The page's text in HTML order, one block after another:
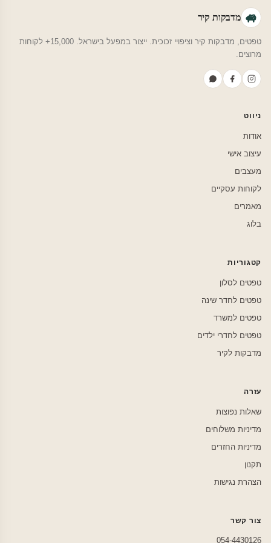
מדבקות קיר
טפטים, מדבקות קיר וציפויי זכוכית. ייצור במפעל בישראל. 15,000+ לקוחות
מרוצים.
ניווט
אודות
עיצוב אישי
מעצבים
לקוחות עסקיים
מאמרים
בלוג
קטגוריות
טפטים לסלון
טפטים לחדר שינה
טפטים למשרד
טפטים לחדרי ילדים
מדבקות לקיר
עזרה
שאלות נפוצות
מדיניות משלוחים
מדיניות החזרים
תקנון
הצהרת נגישות
צור קשר
054-4430126